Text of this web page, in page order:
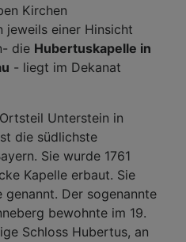
Kirchen
jeweils einer Hinsicht
die Hubertuskapelle in
- liegt im Dekanat
Unterstein in
die südlichste
Sie wurde 1761
Kapelle erbaut. Sie
Der sogenannte
bewohnte im 19.
Schloss Hubertus, an